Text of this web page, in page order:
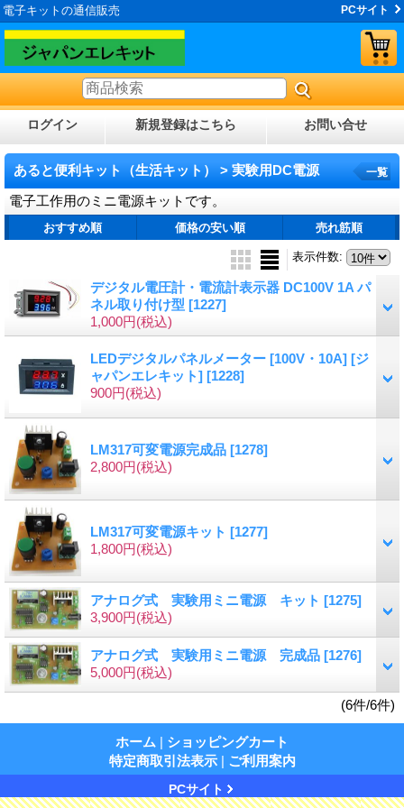
電子キットの通信販売 PCサイト
ログイン 新規登録はこちら お問い合せ
あると便利キット（生活キット） > 実験用DC電源
電子工作用のミニ電源キットです。
一覧
おすすめ順 価格の安い順 売れ筋順
表示件数:
デジタル電圧計・電流計表示器 DC100V 1A パ
ネル取り付け型 [1227]
1,000円(税込)
LEDデジタルパネルメーター [100V・10A] [ジ
ャパンエレキット] [1228]
900円(税込)
LM317可変電源完成品 [1278]
2,800円(税込)
LM317可変電源キット [1277]
1,800円(税込)
アナログ式 実験用ミニ電源 キット [1275]
3,900円(税込)
アナログ式 実験用ミニ電源 完成品 [1276]
5,000円(税込)
(6件/6件)
ホーム | ショッピングカート
特定商取引法表示 | ご利用案内
PCサイト